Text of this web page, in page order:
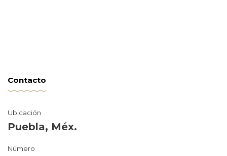
Contacto
Ubicación
Puebla, Méx.
Número